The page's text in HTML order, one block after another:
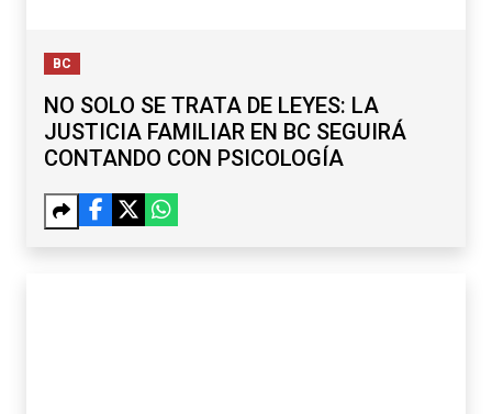
BC
NO SOLO SE TRATA DE LEYES: LA
JUSTICIA FAMILIAR EN BC SEGUIRÁ
CONTANDO CON PSICOLOGÍA